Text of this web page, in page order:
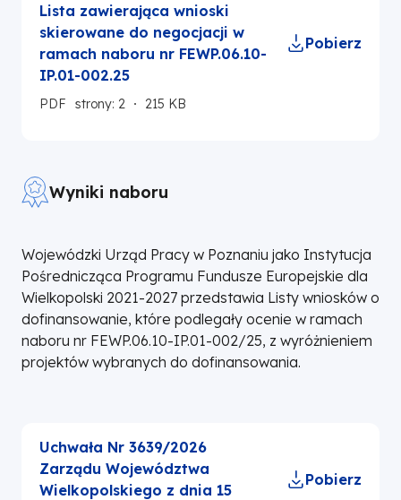
Lista zawierająca wnioski
skierowane do negocjacji w
ramach naboru nr FEWP.06.10-
IP.01-002.25
Pobierz
PDF strony: 2 215 KB
Wyniki naboru
Wojewódzki Urząd Pracy w Poznaniu jako Instytucja
Pośrednicząca Programu Fundusze Europejskie dla
Wielkopolski 2021-2027 przedstawia Listy wniosków o
dofinansowanie, które podlegały ocenie w ramach
naboru nr FEWP.06.10-IP.01-002/25, z wyróżnieniem
projektów wybranych do dofinansowania.
Uchwała Nr 3639/2026
Zarządu Województwa
Wielkopolskiego z dnia 15
Pobierz